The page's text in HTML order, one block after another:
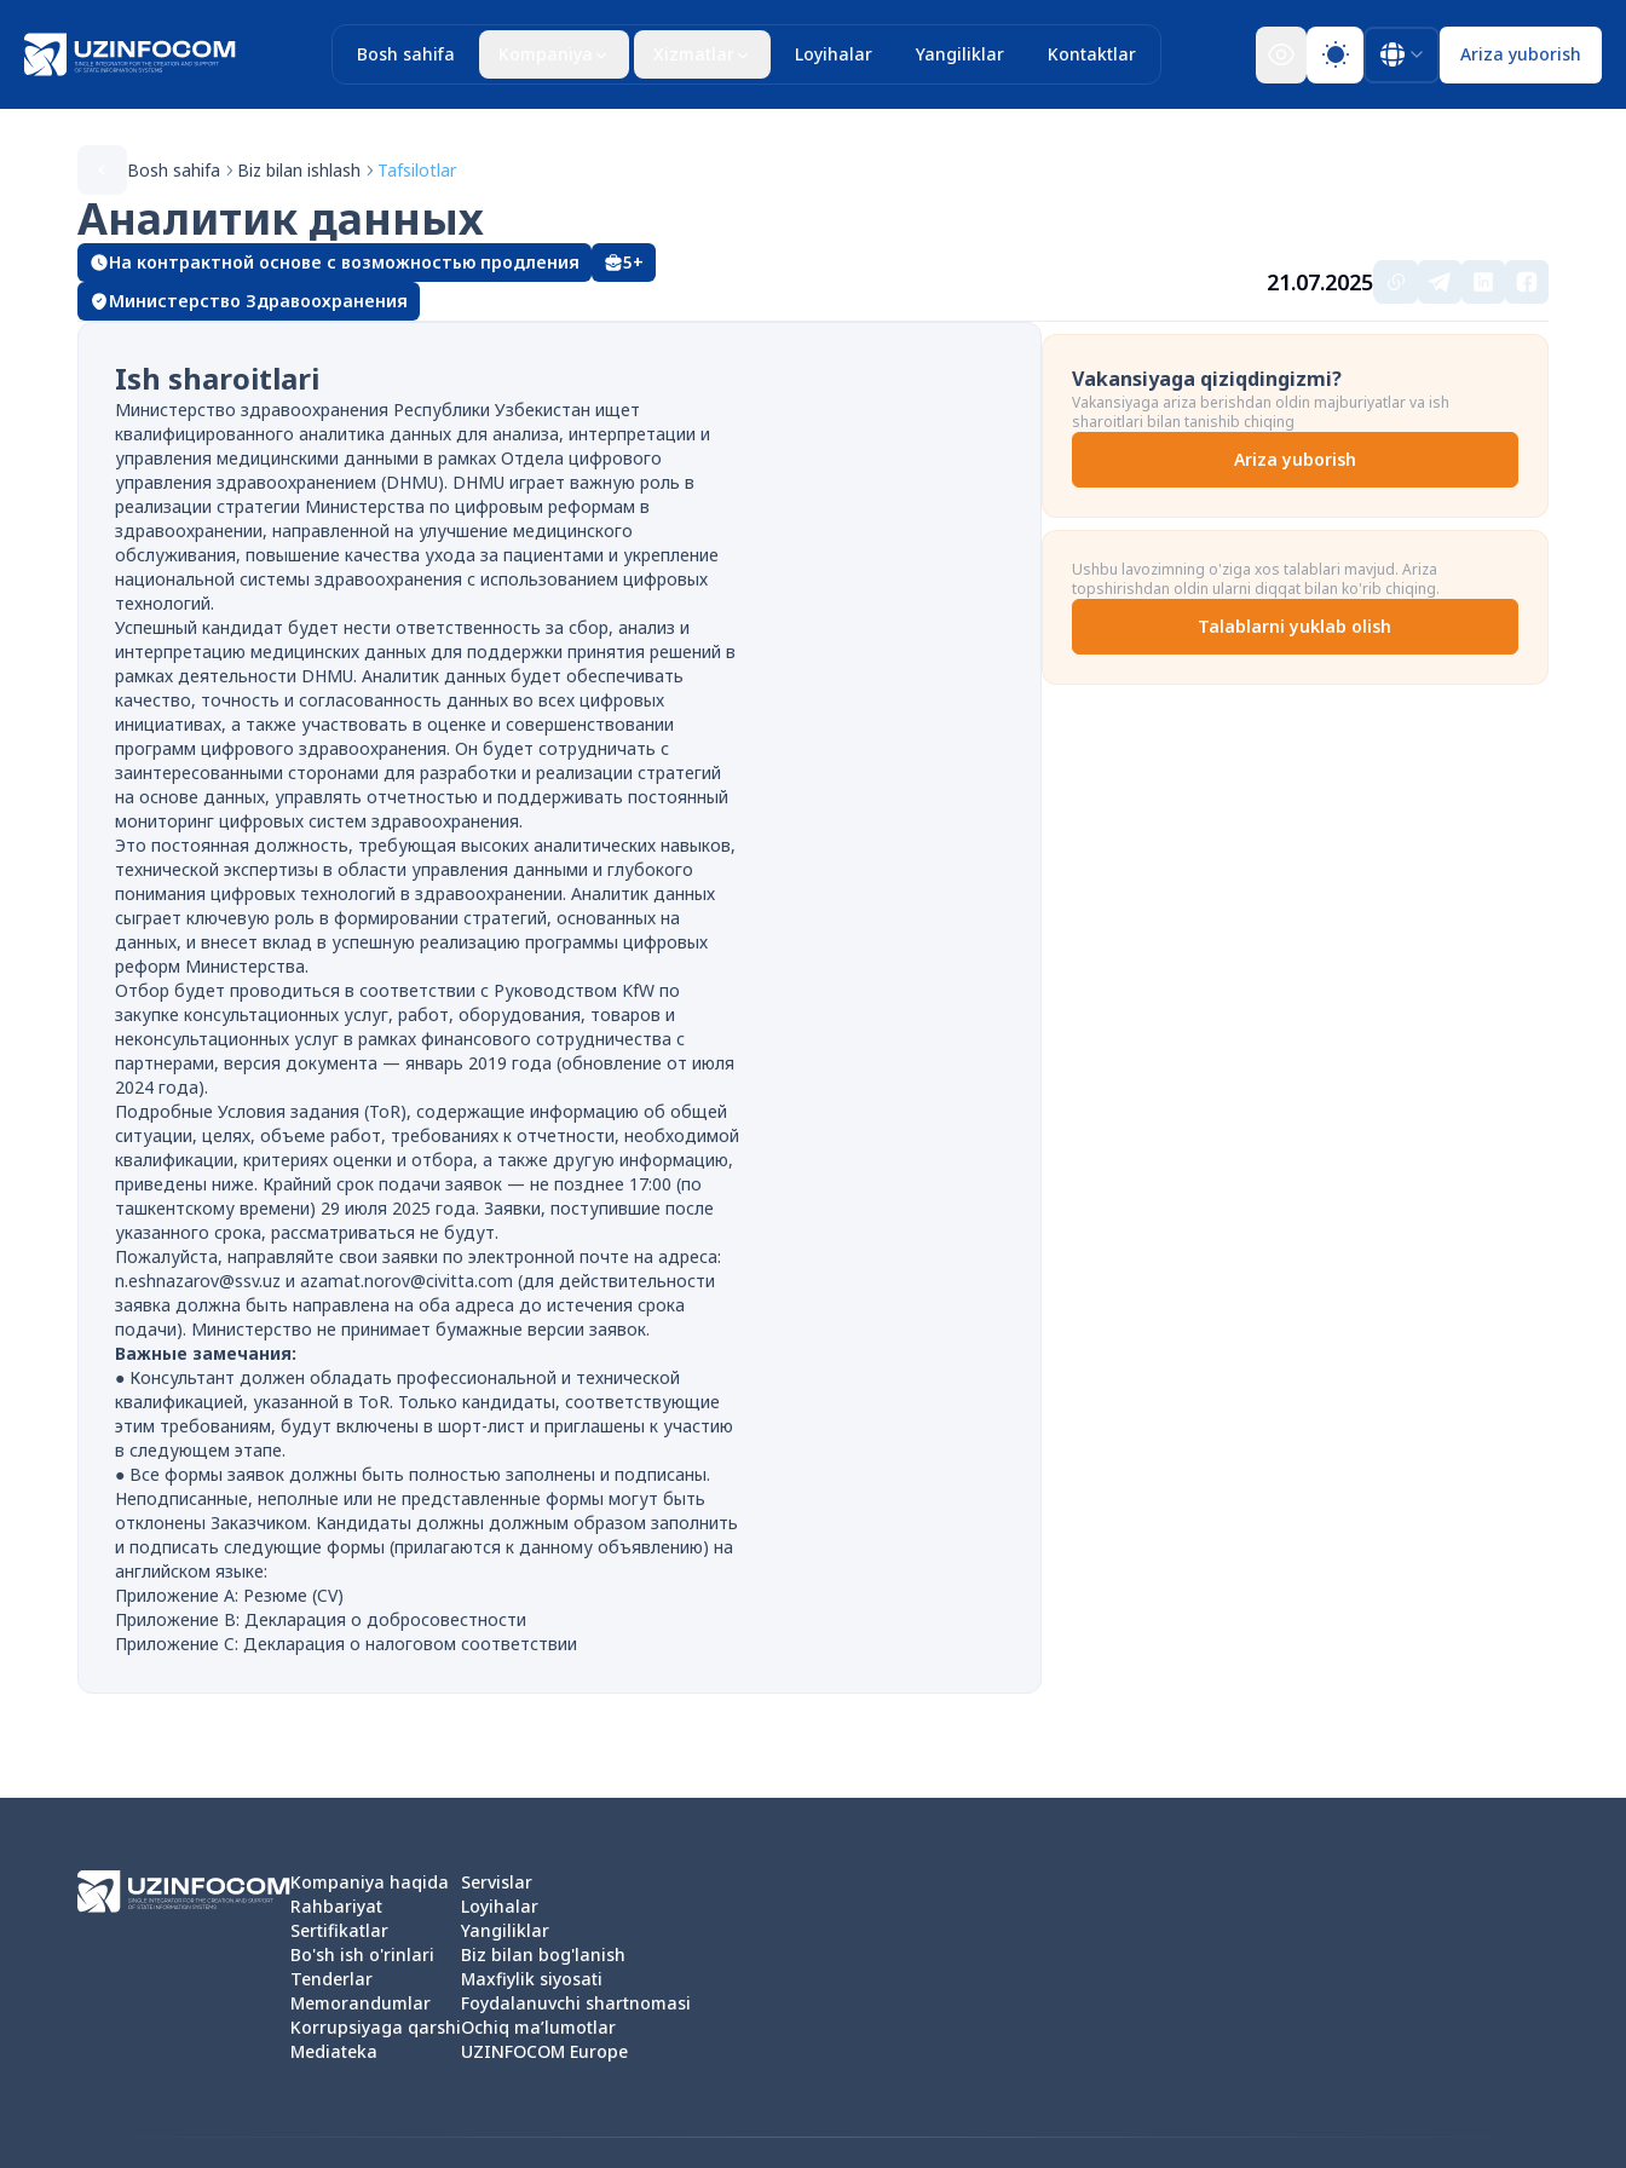
Bosh sahifa Loyihalar Yangiliklar Kontaktlar Ariza yuborish
Bosh sahifa Biz bilan ishlash Tafsilotlar
Аналитик данных
На контрактной основе с возможностью продления
5+
Министерство Здравоохранения
21.07.2025
Ish sharoitlari
Министерство здравоохранения Республики Узбекистан ищет
квалифицированного аналитика данных для анализа, интерпретации и
управления медицинскими данными в рамках Отдела цифрового
управления здравоохранением (DHMU). DHMU играет важную роль в
реализации стратегии Министерства по цифровым реформам в
здравоохранении, направленной на улучшение медицинского
обслуживания, повышение качества ухода за пациентами и укрепление
национальной системы здравоохранения с использованием цифровых
технологий.
Успешный кандидат будет нести ответственность за сбор, анализ и
интерпретацию медицинских данных для поддержки принятия решений в
рамках деятельности DHMU. Аналитик данных будет обеспечивать
качество, точность и согласованность данных во всех цифровых
инициативах, а также участвовать в оценке и совершенствовании
программ цифрового здравоохранения. Он будет сотрудничать с
заинтересованными сторонами для разработки и реализации стратегий
на основе данных, управлять отчетностью и поддерживать постоянный
мониторинг цифровых систем здравоохранения.
Это постоянная должность, требующая высоких аналитических навыков,
технической экспертизы в области управления данными и глубокого
понимания цифровых технологий в здравоохранении. Аналитик данных
сыграет ключевую роль в формировании стратегий, основанных на
данных, и внесет вклад в успешную реализацию программы цифровых
реформ Министерства.
Отбор будет проводиться в соответствии с Руководством KfW по
закупке консультационных услуг, работ, оборудования, товаров и
неконсультационных услуг в рамках финансового сотрудничества с
партнерами, версия документа — январь 2019 года (обновление от июля
2024 года).
Подробные Условия задания (ToR), содержащие информацию об общей
ситуации, целях, объеме работ, требованиях к отчетности, необходимой
квалификации, критериях оценки и отбора, а также другую информацию,
приведены ниже. Крайний срок подачи заявок — не позднее 17:00 (по
ташкентскому времени) 29 июля 2025 года. Заявки, поступившие после
указанного срока, рассматриваться не будут.
Пожалуйста, направляйте свои заявки по электронной почте на адреса:
n.eshnazarov@ssv.uz и azamat.norov@civitta.com (для действительности
заявка должна быть направлена на оба адреса до истечения срока
подачи). Министерство не принимает бумажные версии заявок.
Важные замечания:
● Консультант должен обладать профессиональной и технической
квалификацией, указанной в ToR. Только кандидаты, соответствующие
этим требованиям, будут включены в шорт-лист и приглашены к участию
в следующем этапе.
● Все формы заявок должны быть полностью заполнены и подписаны.
Неподписанные, неполные или не представленные формы могут быть
отклонены Заказчиком. Кандидаты должны должным образом заполнить
и подписать следующие формы (прилагаются к данному объявлению) на
английском языке:
Приложение A: Резюме (CV)
Приложение B: Декларация о добросовестности
Приложение C: Декларация о налоговом соответствии
Vakansiyaga qiziqdingizmi?
Vakansiyaga ariza berishdan oldin majburiyatlar va ish
sharoitlari bilan tanishib chiqing
Ariza yuborish
Ushbu lavozimning o'ziga xos talablari mavjud. Ariza
topshirishdan oldin ularni diqqat bilan ko'rib chiqing.
Talablarni yuklab olish
Kompaniya haqida
Rahbariyat
Sertifikatlar
Bo'sh ish o'rinlari
Tenderlar
Memorandumlar
Korrupsiyaga qarshi
Mediateka
Servislar
Loyihalar
Yangiliklar
Biz bilan bog'lanish
Maxfiylik siyosati
Foydalanuvchi shartnomasi
Ochiq ma’lumotlar
UZINFOCOM Europe